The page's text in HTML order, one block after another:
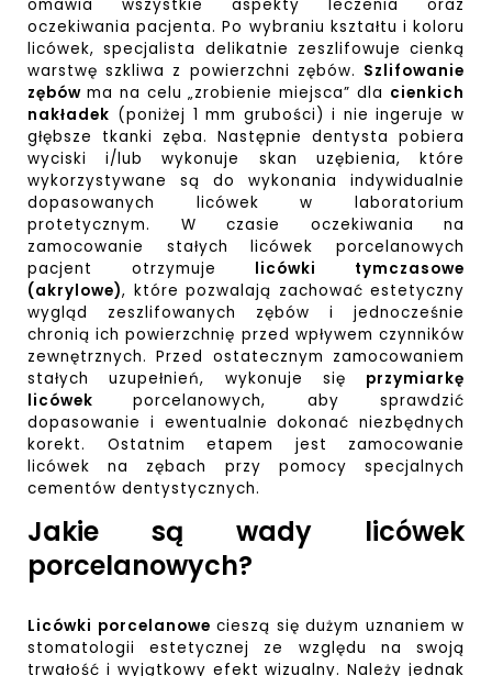
omawia wszystkie aspekty leczenia oraz
oczekiwania pacjenta. Po wybraniu kształtu i koloru
licówek, specjalista delikatnie zeszlifowuje cienką
warstwę szkliwa z powierzchni zębów. Szlifowanie
zębów ma na celu „zrobienie miejsca” dla cienkich
nakładek (poniżej 1 mm grubości) i nie ingeruje w
głębsze tkanki zęba. Następnie dentysta pobiera
wyciski i/lub wykonuje skan uzębienia, które
wykorzystywane są do wykonania indywidualnie
dopasowanych licówek w laboratorium
protetycznym. W czasie oczekiwania na
zamocowanie stałych licówek porcelanowych
pacjent otrzymuje
licówki tymczasowe
(akrylowe), które pozwalają zachować estetyczny
wygląd zeszlifowanych zębów i jednocześnie
chronią ich powierzchnię przed wpływem czynników
zewnętrznych. Przed ostatecznym zamocowaniem
stałych uzupełnień, wykonuje się przymiarkę
licówekporcelanowych, aby sprawdzić
dopasowanie i ewentualnie dokonać niezbędnych
korekt. Ostatnim etapem jest zamocowanie
licówek na zębach przy pomocy specjalnych
cementów dentystycznych.
Jakie są wady licówek
porcelanowych?
Licówki porcelanowe cieszą się dużym uznaniem w
stomatologii estetycznej ze względu na swoją
trwałość i wyjątkowy efekt wizualny. Należy jednak